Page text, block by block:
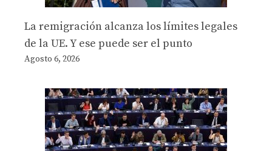
La remigración alcanza los límites legales
de la UE. Y ese puede ser el punto
Agosto 6, 2026